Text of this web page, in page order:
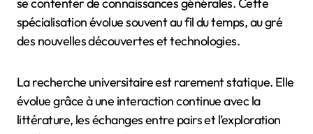
spécialisation évolue souvent au fil du temps, au gré
des nouvelles découvertes et technologies.
La recherche universitaire est rarement statique. Elle
évolue grâce à une interaction continue avec la
littérature, les échanges entre pairs et l’exploration